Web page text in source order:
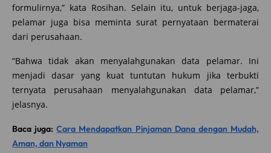
formulirnya,” kata Rosihan. Selain itu, untuk berjaga-jaga,
pelamar juga bisa meminta surat pernyataan bermaterai
dari perusahaan.
“Bahwa tidak akan menyalahgunakan data pelamar. Ini
menjadi dasar yang kuat tuntutan hukum jika terbukti
ternyata perusahaan menyalahgunakan data pelamar,”
jelasnya.
Baca juga:Cara Mendapatkan Pinjaman Dana dengan Mudah,
Aman, dan Nyaman